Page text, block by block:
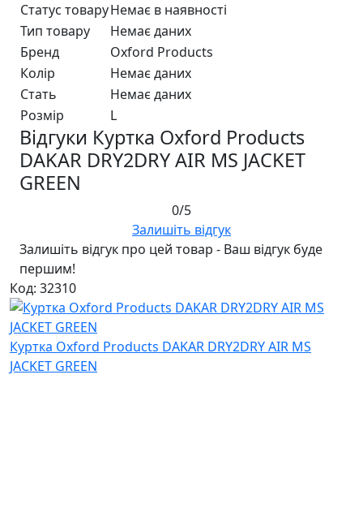
Статус товаруНемає в наявності
Тип товару
Немає даних
Бренд
Oxford Products
Колір
Немає даних
Стать
Немає даних
Розмір
L
Відгуки Куртка Oxford Products
DAKAR DRY2DRY AIR MS JACKET
GREEN
0/5
Залишіть відгук
Залишіть відгук про цей товар - Ваш відгук буде
першим!
Код: 32310
Куртка Oxford Products DAKAR DRY2DRY AIR MS
JACKET GREEN